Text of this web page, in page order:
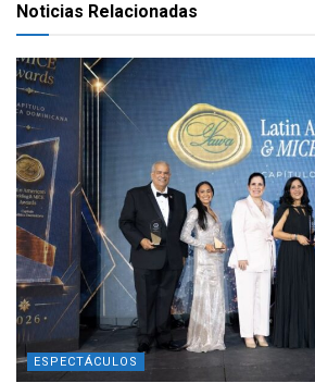
Noticias Relacionadas
ESPECTÁCULOS